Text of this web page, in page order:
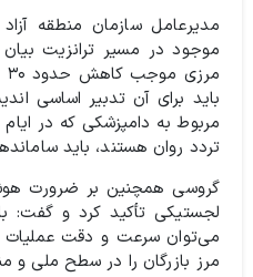
مدیرعامل سازمان منطقه
موجود در مسیر ترانزیت
باید برای آن تدبیر اساسی
مربوط به دامپزشکی که در
تردد روان هستند، باید
گروسی همچنین بر ضرورت
لجستیکی تأکید کرد و گفت:
می‌توان سرعت و دقت عملیات
مرز بازرگان را در سطح ملی و